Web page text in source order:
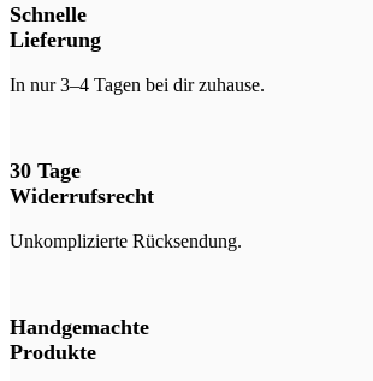
Schnelle
Lieferung
In nur 3–4 Tagen bei dir zuhause.
30 Tage
Widerrufsrecht
Unkomplizierte Rücksendung.
Handgemachte
Produkte